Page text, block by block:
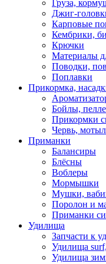
Груза,
Джиг-
Карповые
Кембрики,
Крючки
Материалы
Поводки,
Поплавки
Прикормка,
Бойлы,
Прикормки
Червь,
Приманки
Балансиры
Блёсны
Воблеры
Мормышки
Мушки,
Поролон и
Приманки
Удилища
Запчасти к
Удилища
Удилища